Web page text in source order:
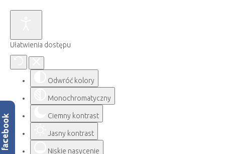
Ułatwienia dostępu
Odwróć kolory
Monochromatyczny
Ciemny kontrast
Jasny kontrast
Niskie nasycenie